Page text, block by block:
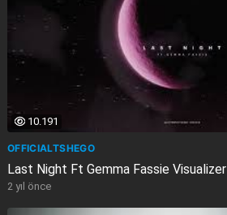
10.191
OFFICIALTSHEGO
Last Night Ft Gemma Fassie Visualizer
2 yıl önce